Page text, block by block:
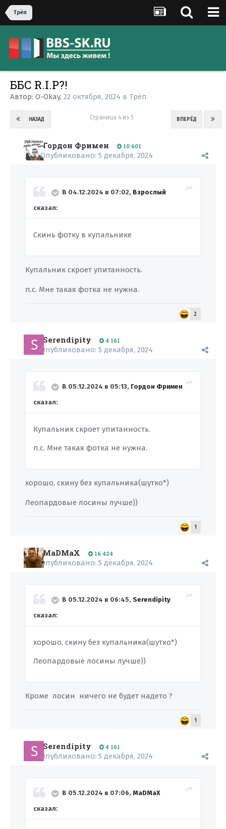
Трёп
ББС R.I.P?!
Автор: O-Okay, 22 октября, 2024 в Трёп
НАЗАД ВПЕРЁД
Страница 4 из 5
Гордон Фримен 10 601
Опубликовано: 5 декабря, 2024
В 04.12.2024 в 07:02, Взрослый
сказал:
Скинь фотку в купальнике
Купальник скроет упитанность.
п.с. Мне такая фотка не нужна.
2
Serendipity 4 161
Опубликовано: 5 декабря, 2024
В 05.12.2024 в 05:13, Гордон Фримен
сказал:
Купальник скроет упитанность.
п.с. Мне такая фотка не нужна.
хорошо, скину без купальника(шутко*)
Леопардовые лосины лучше))
1
MaDMaX 16 424
Опубликовано: 5 декабря, 2024
В 05.12.2024 в 06:45, Serendipity
сказал:
хорошо, скину без купальника(шутко*)
Леопардовые лосины лучше))
Кроме лосин ничего не будет надето ?
1
Serendipity 4 161
Опубликовано: 5 декабря, 2024
В 05.12.2024 в 07:06, MaDMaX
сказал: